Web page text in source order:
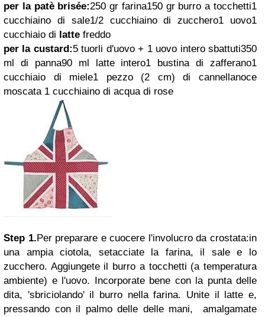
per la patè brisée:250 gr farina150 gr burro a tocchetti1
cucchiaino di sale1/2 cucchiaino di zucchero1 uovo1
cucchiaio di latte freddo
per la custard:5 tuorli d'uovo + 1 uovo intero sbattuti350
ml di panna90 ml latte intero1 bustina di zafferano1
cucchiaio di miele1 pezzo (2 cm) di cannellanoce
moscata 1 cucchiaino di acqua di rose
Step 1.Per preparare e cuocere l'involucro da crostata:in
una ampia ciotola, setacciate la farina, il sale e lo
zucchero. Aggiungete il burro a tocchetti (a temperatura
ambiente) e l'uovo. Incorporate bene con la punta delle
dita, 'sbriciolando' il burro nella farina. Unite il latte e,
pressando con il palmo delle delle mani, amalgamate